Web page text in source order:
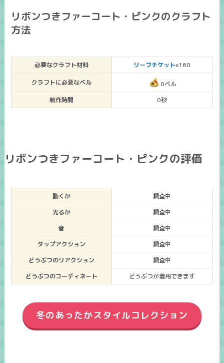
リボンつきファーコート・ピンクのクラフト
方法
必要なクラフト材料 リーフチケットx160
クラフトに必要なベル
0ベル
制作時間
0秒
リボンつきファーコート・ピンクの評価
動くか
調査中
光るか
調査中
音
調査中
タップアクション
調査中
どうぶつのリアクション
調査中
どうぶつのコーディネート
どうぶつが着用できます
冬のあったかスタイルコレクション